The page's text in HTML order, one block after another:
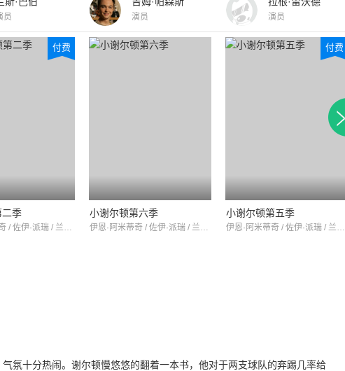
员 演员 演员
付费
二季
伊恩·阿米蒂奇 / 佐伊·派瑞 / 兰斯·巴伯
小谢尔顿第六季
伊恩·阿米蒂奇 / 佐伊·派瑞 / 兰斯·巴伯
付费
小谢尔顿第五季
伊恩·阿米蒂奇 / 佐伊·派瑞 / 兰斯·巴伯
氛十分热闹。谢尔顿慢悠悠的翻着一本书，他对于两支球队的弃踢几率给